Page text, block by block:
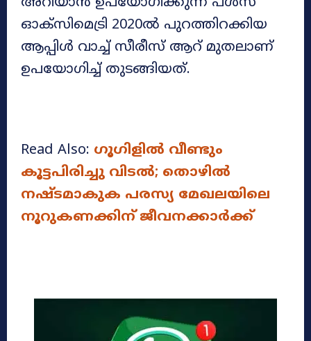
ഓക്‌സിമെട്രി 2020ല്‍ പുറത്തിറക്കിയ
ആപ്പിള്‍ വാച്ച് സീരീസ് ആറ് മുതലാണ്
ഉപയോഗിച്ച് തുടങ്ങിയത്.
Read Also: ഗൂഗിളിൽ വീണ്ടും
കൂട്ടപിരിച്ചു വിടൽ; തൊഴിൽ
നഷ്ടമാകുക പരസ്യ മേഖലയിലെ
നൂറുകണക്കിന് ജീവനക്കാർക്ക്